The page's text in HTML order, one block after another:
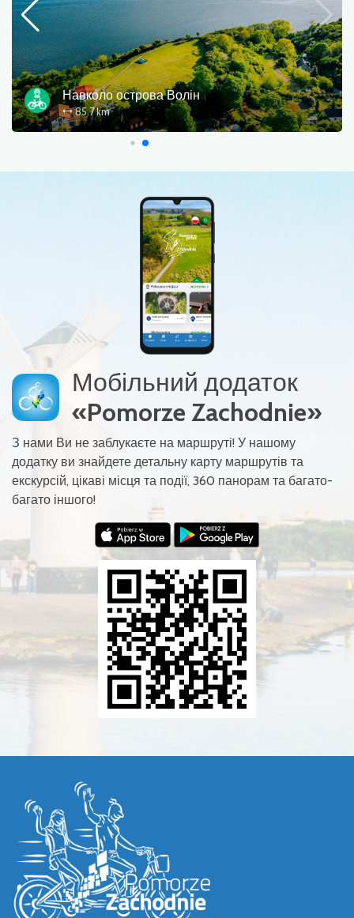
Навколо острова Волін
85.7 km
Мобільний додаток
«Pomorze Zachodnie»
З нами Ви не заблукаєте на маршруті! У нашому
додатку ви знайдете детальну карту маршрутів та
екскурсій, цікаві місця та події, 360 панорам та багато-
багато іншого!